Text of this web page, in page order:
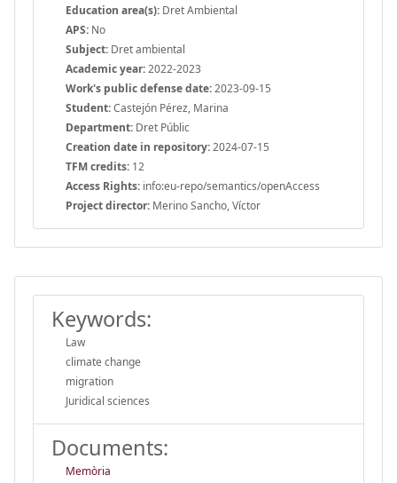
Education area(s): Dret Ambiental
APS: No
Subject: Dret ambiental
Academic year:2022-2023
Work's public defense date:2023-09-15
Student:Castejón Pérez, Marina
Department: Dret Públic
Creation date in repository:2024-07-15
TFM credits: 12
Access Rights: info:eu-repo/semantics/openAccess
Project director: Merino Sancho, Víctor
Keywords:
Law
climate change
migration
Juridical sciences
Documents:
Memòria